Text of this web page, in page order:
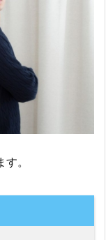
。